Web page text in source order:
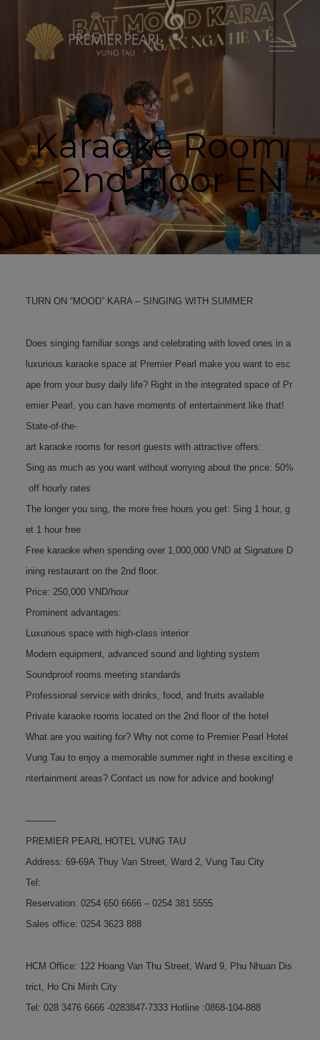
Karaoke Room
– 2nd Floor EN
TURN ON “MOOD” KARA – SINGING WITH SUMMER
Does singing familiar songs and celebrating with loved ones in a
luxurious karaoke space at Premier Pearl make you want to esc
ape from your busy daily life? Right in the integrated space of Pr
emier Pearl, you can have moments of entertainment like that!
State-of-the-
art karaoke rooms for resort guests with attractive offers:
Sing as much as you want without worrying about the price: 50%
off hourly rates
The longer you sing, the more free hours you get: Sing 1 hour, g
et 1 hour free
Free karaoke when spending over 1,000,000 VND at Signature D
ining restaurant on the 2nd floor.
Price: 250,000 VND/hour
Prominent advantages:
Luxurious space with high-class interior
Modern equipment, advanced sound and lighting system
Soundproof rooms meeting standards
Professional service with drinks, food, and fruits available
Private karaoke rooms located on the 2nd floor of the hotel
What are you waiting for? Why not come to Premier Pearl Hotel
Vung Tau to enjoy a memorable summer right in these exciting e
ntertainment areas? Contact us now for advice and booking!
———-
PREMIER PEARL HOTEL VUNG TAU
Address: 69-69A Thuy Van Street, Ward 2, Vung Tau City
Tel:
Reservation: 0254 650 6666 – 0254 381 5555
Sales office: 0254 3623 888
HCM Office: 122 Hoang Van Thu Street, Ward 9, Phu Nhuan Dis
trict, Ho Chi Minh City
Tel: 028 3476 6666 -0283847-7333 Hotline :0868-104-888
modal-check